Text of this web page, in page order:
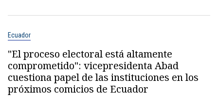
Ecuador
"El proceso electoral está altamente
comprometido": vicepresidenta Abad
cuestiona papel de las instituciones en los
próximos comicios de Ecuador